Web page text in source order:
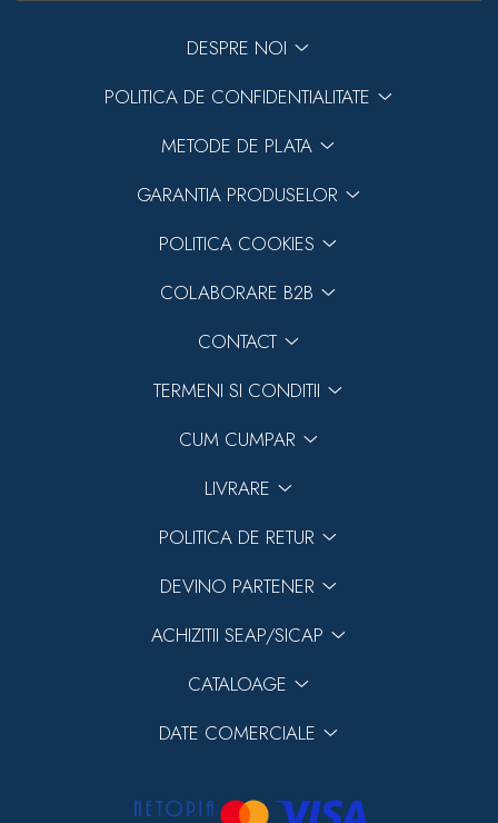
DESPRE NOI
POLITICA DE CONFIDENTIALITATE
METODE DE PLATA
GARANTIA PRODUSELOR
POLITICA COOKIES
COLABORARE B2B
CONTACT
TERMENI SI CONDITII
CUM CUMPAR
LIVRARE
POLITICA DE RETUR
DEVINO PARTENER
ACHIZITII SEAP/SICAP
CATALOAGE
DATE COMERCIALE